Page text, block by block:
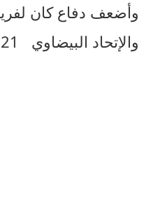
وأضعف دفاع كان
والإتحاد البيضاوي 21 هدفا.